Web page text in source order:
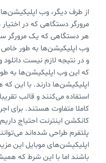
مرورگر دستگاهی که در
هر دستگاهی که یک مرورگر
وب اپلیکیشن‌ها به طور
و در نتیجه لازم نیست
که این وب اپلیکیشن‌ها به
اپلیکیشن‌ها دارند. با این
استفاده می‌کنند و قالب
کاملا متفاوت هستند. برای
کانکشن اینترنت احتیاج
پلتفرم طراحی شده‌اند
اپلیکیشن‌های موبایل این
باشند اما با این شرط که